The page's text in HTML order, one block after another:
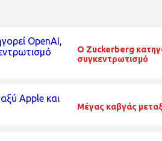
O Zuckerberg
συγκεντρωτισμό
Μέγας καβγάς